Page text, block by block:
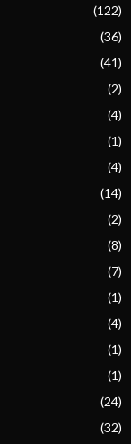
(122)
(36)
(41)
(2)
(4)
(1)
(4)
(14)
(2)
(8)
(7)
(1)
(4)
(1)
(1)
(24)
(32)